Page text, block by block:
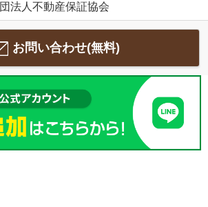
団法人不動産保証協会
お問い合わせ(無料)